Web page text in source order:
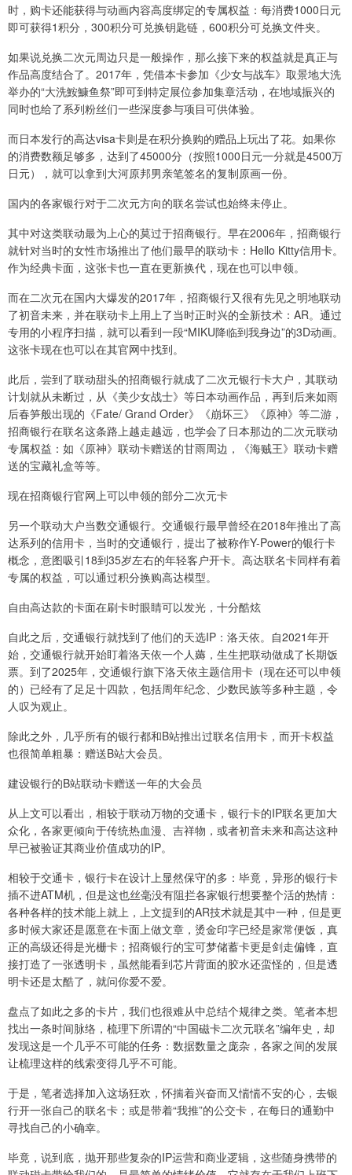
时，购卡还能获得与动画内容高度绑定的专属权益：每消费1000日元
即可获得1积分，300积分可兑换钥匙链，600积分可兑换文件夹。
如果说兑换二次元周边只是一般操作，那么接下来的权益就是真正与
作品高度结合了。2017年，凭借本卡参加《少女与战车》取景地大洗
举办的“大洗鮟鱇鱼祭”即可到特定展位参加集章活动，在地域振兴的
同时也给了系列粉丝们一些深度参与项目可供体验。
而日本发行的高达visa卡则是在积分换购的赠品上玩出了花。如果你
的消费数额足够多，达到了45000分（按照1000日元一分就是4500万
日元），就可以拿到大河原邦男亲笔签名的复制原画一份。
国内的各家银行对于二次元方向的联名尝试也始终未停止。
其中对这类联动最为上心的莫过于招商银行。早在2006年，招商银行
就针对当时的女性市场推出了他们最早的联动卡：Hello Kitty信用卡。
作为经典卡面，这张卡也一直在更新换代，现在也可以申领。
而在二次元在国内大爆发的2017年，招商银行又很有先见之明地联动
了初音未来，并在联动卡上用上了当时正时兴的全新技术：AR。通过
专用的小程序扫描，就可以看到一段“MIKU降临到我身边”的3D动画。
这张卡现在也可以在其官网中找到。
此后，尝到了联动甜头的招商银行就成了二次元银行卡大户，其联动
计划就从未断过，从《美少女战士》等日本动画作品，再到后来如雨
后春笋般出现的《Fate/ Grand Order》《崩坏三》《原神》等二游，
招商银行在联名这条路上越走越远，也学会了日本那边的二次元联动
专属权益：如《原神》联动卡赠送的甘雨周边，《海贼王》联动卡赠
送的宝藏礼盒等等。
现在招商银行官网上可以申领的部分二次元卡
另一个联动大户当数交通银行。交通银行最早曾经在2018年推出了高
达系列的信用卡，当时的交通银行，提出了被称作Y-Power的银行卡
概念，意图吸引18到35岁左右的年轻客户开卡。高达联名卡同样有着
专属的权益，可以通过积分换购高达模型。
自由高达款的卡面在刷卡时眼睛可以发光，十分酷炫
自此之后，交通银行就找到了他们的天选IP：洛天依。自2021年开
始，交通银行就开始盯着洛天依一个人薅，生生把联动做成了长期饭
票。到了2025年，交通银行旗下洛天依主题信用卡（现在还可以申领
的）已经有了足足十四款，包括周年纪念、少数民族等多种主题，令
人叹为观止。
除此之外，几乎所有的银行都和B站推出过联名信用卡，而开卡权益
也很简单粗暴：赠送B站大会员。
建设银行的B站联动卡赠送一年的大会员
从上文可以看出，相较于联动万物的交通卡，银行卡的IP联名更加大
众化，各家更倾向于传统热血漫、吉祥物，或者初音未来和高达这种
早已被验证其商业价值成功的IP。
相较于交通卡，银行卡在设计上显然保守的多：毕竟，异形的银行卡
插不进ATM机，但是这也丝毫没有阻拦各家银行想要整个活的热情：
各种各样的技术能上就上，上文提到的AR技术就是其中一种，但是更
多时候大家还是愿意在卡面上做文章，烫金印字已经是家常便饭，真
正的高级还得是光栅卡；招商银行的宝可梦储蓄卡更是剑走偏锋，直
接打造了一张透明卡，虽然能看到芯片背面的胶水还蛮怪的，但是透
明卡还是太酷了，就问你爱不爱。
盘点了如此之多的卡片，我们也很难从中总结个规律之类。笔者本想
找出一条时间脉络，梳理下所谓的“中国磁卡二次元联名”编年史，却
发现这是一个几乎不可能的任务：数据数量之庞杂，各家之间的发展
让梳理这样的线索变得几乎不可能。
于是，笔者选择加入这场狂欢，怀揣着兴奋而又惴惴不安的心，去银
行开一张自己的联名卡；或是带着“我推”的公交卡，在每日的通勤中
寻找自己的小确幸。
毕竟，说到底，抛开那些复杂的IP运营和商业逻辑，这些随身携带的